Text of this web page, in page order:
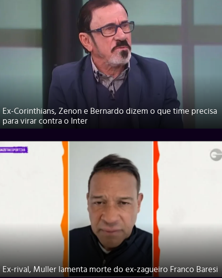
Ex-Corinthians, Zenon e Bernardo dizem o que time precisa
para virar contra o Inter
Ex-rival, Muller lamenta morte do ex-zagueiro Franco Baresi